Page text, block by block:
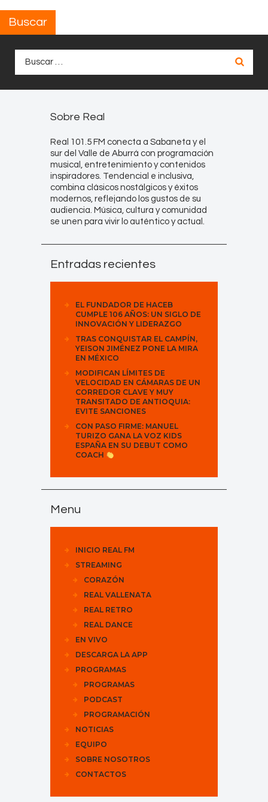
Buscar
Sobre Real
Real 101.5 FM conecta a Sabaneta y el
sur del Valle de Aburrá con programación
musical, entretenimiento y contenidos
inspiradores. Tendencial e inclusiva,
combina clásicos nostálgicos y éxitos
modernos, reflejando los gustos de su
audiencia. Música, cultura y comunidad
se unen para vivir lo auténtico y actual.
Entradas recientes
EL FUNDADOR DE HACEB
CUMPLE 106 AÑOS: UN SIGLO DE
INNOVACIÓN Y LIDERAZGO
TRAS CONQUISTAR EL CAMPÍN,
YEISON JIMÉNEZ PONE LA MIRA
EN MÉXICO
MODIFICAN LÍMITES DE
VELOCIDAD EN CÁMARAS DE UN
CORREDOR CLAVE Y MUY
TRANSITADO DE ANTIOQUIA:
EVITE SANCIONES
CON PASO FIRME: MANUEL
TURIZO GANA LA VOZ KIDS
ESPAÑA EN SU DEBUT COMO
COACH
Menu
INICIO REAL FM
STREAMING
CORAZÓN
REAL VALLENATA
REAL RETRO
REAL DANCE
EN VIVO
DESCARGA LA APP
PROGRAMAS
PROGRAMAS
PODCAST
PROGRAMACIÓN
NOTICIAS
EQUIPO
SOBRE NOSOTROS
CONTACTOS